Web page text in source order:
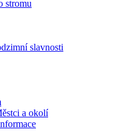
stromu
slavnosti
a okolí